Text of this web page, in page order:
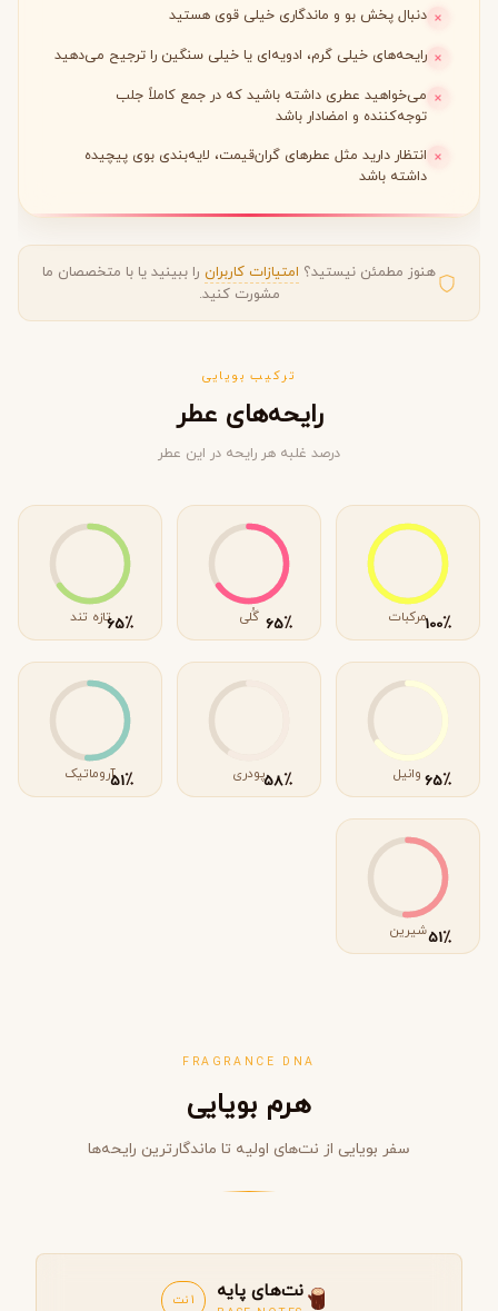
دنبال پخش بو و ماندگاری خیلی قوی هستید
رایحه‌های خیلی گرم، ادویه‌ای یا خیلی سنگین را ترجیح می‌دهید
می‌خواهید عطری داشته باشید که در جمع کاملاً جلب
توجه‌کننده و امضادار باشد
انتظار دارید مثل عطرهای گران‌قیمت، لایه‌بندی بوی پیچیده
داشته باشد
هنوز مطمئن نیستید؟ امتیازات کاربران را ببینید یا با متخصصان ما
مشورت کنید.
ترکیب بویایی
رایحه‌های عطر
درصد غلبه هر رایحه در این عطر
٪100مرکبات ٪65 گُلی ٪65تازه تند
٪65 وانیل ٪58پودری ٪51آروماتیک
٪51شیرین
FRAGRANCE DNA
هرم بویایی
سفر بویایی از نت‌های اولیه تا ماندگارترین رایحه‌ها
نت‌های پایه 1 نت